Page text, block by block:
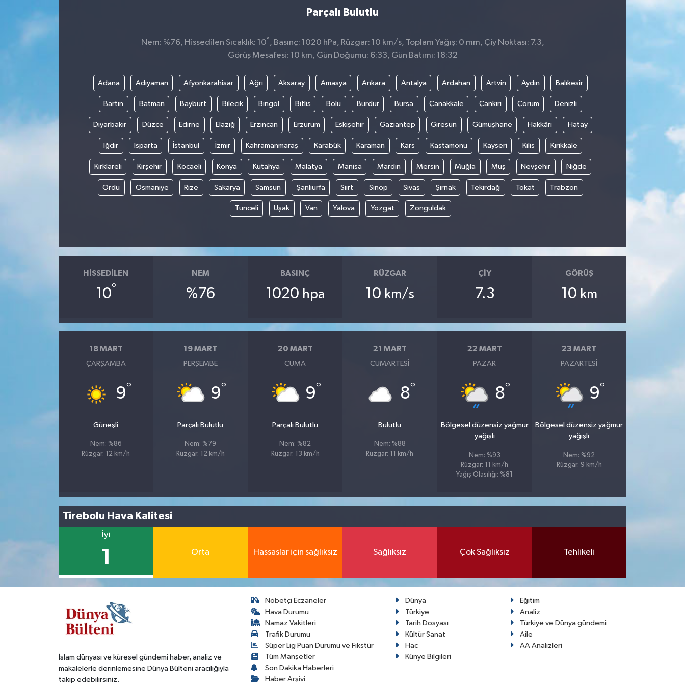
Parçalı Bulutlu
Nem: %76, Hissedilen Sıcaklık: 10° , Basınç: 1020 hPa, Rüzgar: 10 km/s, Toplam Yağış: 0 mm, Çiy Noktası: 7.3,
Görüş Mesafesi: 10 km, Gün Doğumu: 6:33, Gün Batımı: 18:32
Adana Adıyaman Afyonkarahisar Ağrı Aksaray Amasya Ankara Antalya Ardahan Artvin Aydın Balıkesir
Bartın Batman Bayburt Bilecik Bingöl Bitlis Bolu Burdur Bursa Çanakkale Çankırı Çorum Denizli
Diyarbakır Düzce Edirne Elazığ Erzincan Erzurum Eskişehir Gaziantep Giresun Gümüşhane Hakkâri Hatay
Iğdır Isparta İstanbul İzmir Kahramanmaraş Karabük Karaman Kars Kastamonu Kayseri Kilis Kırıkkale
Kırklareli Kırşehir Kocaeli Konya Kütahya Malatya Manisa Mardin Mersin Muğla Muş Nevşehir Niğde
Ordu Osmaniye Rize Sakarya Samsun Şanlıurfa Siirt Sinop Sivas Şırnak Tekirdağ Tokat Trabzon
Tunceli Uşak Van Yalova Yozgat Zonguldak
HISSEDILEN
10°
NEM
%76
BASINÇ
1020 hpa
RÜZGAR
10 km/s
ÇIY
7.3
GÖRÜŞ
10 km
18 MART
ÇARŞAMBA
9°
Güneşli
Nem: %86
Rüzgar: 12 km/h
19 MART
PERŞEMBE
9°
Parçalı Bulutlu
Nem: %79
Rüzgar: 12 km/h
20 MART
CUMA
9°
Parçalı Bulutlu
Nem: %82
Rüzgar: 13 km/h
21 MART
CUMARTESI
8°
Bulutlu
Nem: %88
Rüzgar: 11 km/h
22 MART
PAZAR
8°
Bölgesel düzensiz yağmur
yağışlı
Nem: %93
Rüzgar: 11 km/h
Yağış Olasılığı: %81
23 MART
PAZARTESI
9°
Bölgesel düzensiz yağmur
yağışlı
Nem: %92
Rüzgar: 9 km/h
Tirebolu Hava Kalitesi
İyi
1 Orta Hassaslar için sağlıksız Sağlıksız Çok Sağlıksız Tehlikeli
İslam dünyası ve küresel gündemi haber, analiz ve
makalelerle derinlemesine Dünya Bülteni aracılığıyla
takip edebilirsiniz.
Nöbetçi Eczaneler
Hava Durumu
Namaz Vakitleri
Trafik Durumu
Süper Lig Puan Durumu ve Fikstür
Tüm Manşetler
Son Dakika Haberleri
Haber Arşivi
Dünya
Eğitim
Türkiye
Analiz
Tarih Dosyası
Türkiye ve Dünya gündemi
Kültür Sanat
Aile
Hac
AA Analizleri
Künye Bilgileri